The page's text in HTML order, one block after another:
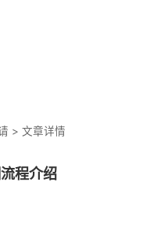
> 文章详情
程介绍